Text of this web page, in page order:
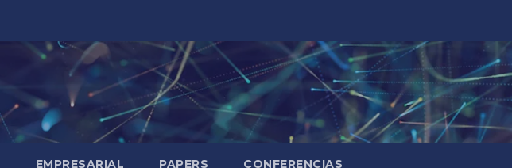
EMPRESARIAL PAPERS CONFERENCIAS